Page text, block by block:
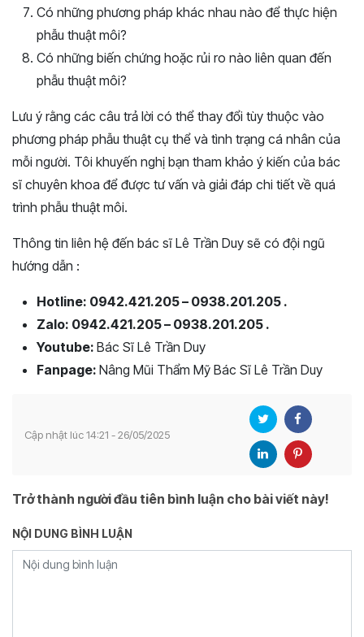
Có những phương pháp khác nhau nào để thực hiện
phẫu thuật môi?
Có những biến chứng hoặc rủi ro nào liên quan đến
phẫu thuật môi?
Lưu ý rằng các câu trả lời có thể thay đổi tùy thuộc vào
phương pháp phẫu thuật cụ thể và tình trạng cá nhân của
mỗi người. Tôi khuyến nghị bạn tham khảo ý kiến ​​của bác
sĩ chuyên khoa để được tư vấn và giải đáp chi tiết về quá
trình phẫu thuật môi.
Thông tin liên hệ đến bác sĩ Lê Trần Duy sẽ có đội ngũ
hướng dẫn :
Hotline: 0942.421.205 – 0938.201.205 .
Zalo: 0942.421.205 – 0938.201.205 .
Youtube: Bác Sĩ Lê Trần Duy
Fanpage: Nâng Mũi Thẩm Mỹ Bác Sĩ Lê Trần Duy
Cập nhật lúc 14:21 - 26/05/2025
Trở thành người đầu tiên bình luận cho bài viết này!
NỘI DUNG BÌNH LUẬN